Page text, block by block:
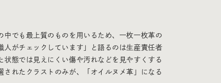
中でも最上質のものを用いるため、一枚一枚革の
人がチェックしています」と語るのは生産責任者
態では見えにくい傷や汚れなどを見やすくする
れたクラストのみが、「オイルヌメ革」になる